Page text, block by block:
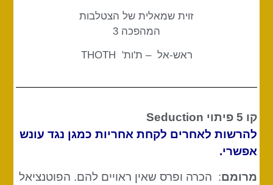
זוית שמאלית של הצטלבות
המהפכה 3
ראש-אל – ת'ות' THOTH
קו 5 פיתוי
Seduction
להרשות לאחרים לקחת אחריות כמגן נגד עונש
אפשרי.
מרומם: הכרה ופרס שאין ראויים להם. הפוטנציאל